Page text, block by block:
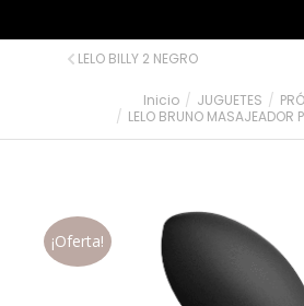
Inicio JUGUETES
LELO BRUNO MASAJEADOR
LELO BILLY 2 NEGRO
¡Oferta!